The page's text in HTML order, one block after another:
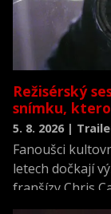
Režisérský
snímku,
5. 8. 2026 |
Fanoušci
letech dočkají
franšízy Chris
neviděné